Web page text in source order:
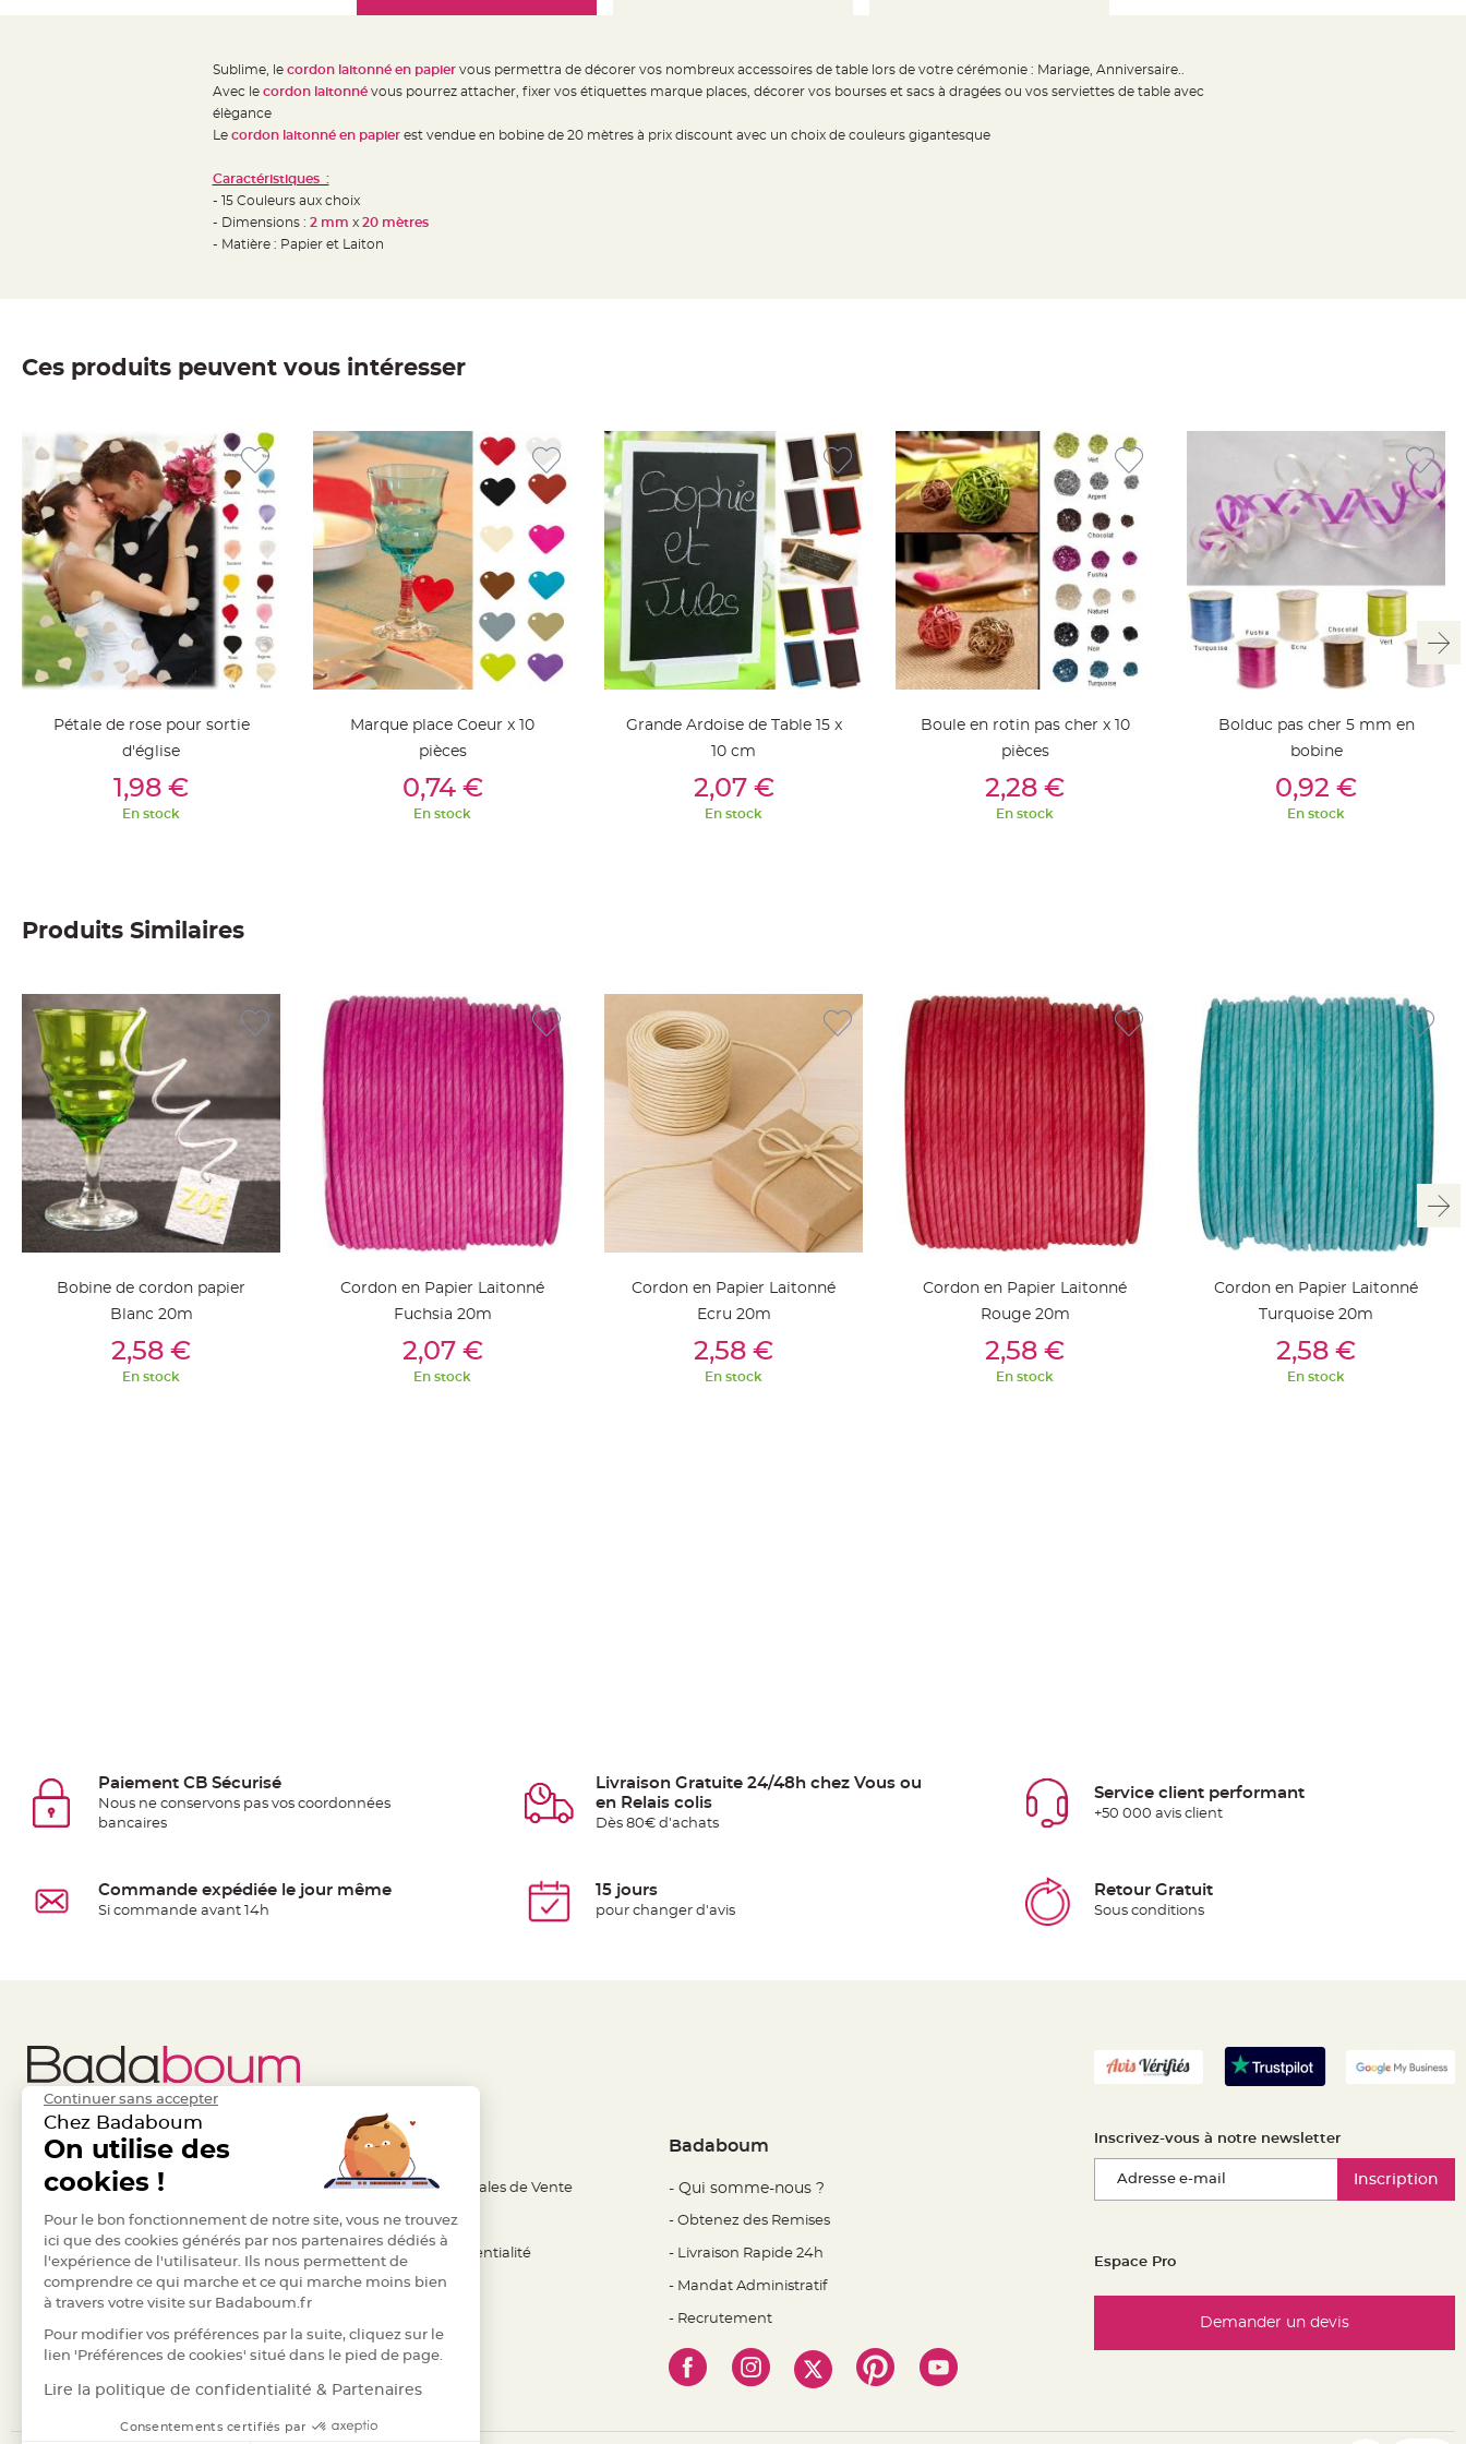
Mariage
table
Mariage
jetable
Chevalet
de
table
Mariage
Colombe,
Papillon,
Cage
Déco
Deco
Paillette
Strass
Déco
Plume
Mariage
Fleurs
décoratives
Mariage
place
Mariage
Boite
Bourse
et
Dragées
Plastique
Transparent
Contenant
dragées
tulle
Contenant
dragées
en
verre
Contenant
Sublime, le cordon laitonné en papiervous permettra de décorer vos nombreux accessoires de table lors de votre cérémonie : Mariage, Anniversaire..
Avec le cordon laitonnévous pourrez attacher, fixer vos étiquettes marque places, décorer vos bourses et sacs à dragées ou vos serviettes de table avec
élègance
Lecordon laitonné en papierest vendue en bobine de 20 mètres à prix discount avec un choix de couleurs gigantesque
Caractéristiques :
- 15 Couleurs aux choix
- Dimensions : 2 mm x 20 mètres
- Matière : Papier et Laiton
Ces produits peuvent vous intéresser
Ajouter Au Panier
Pétale de rose pour sortie
d'église
1,98 €
En stock
Ajouter Au Panier
Marque place Coeur x 10
pièces
0,74 €
En stock
Ajouter Au Panier
Grande Ardoise de Table 15 x
10 cm
2,07 €
En stock
Ajouter Au Panier
Boule en rotin pas cher x 10
pièces
2,28 €
En stock
Ajouter Au Panier
Bolduc pas cher 5 mm en
bobine
0,92 €
En stock
Produits Similaires
Ajouter Au Panier
Bobine de cordon papier
Blanc 20m
2,58 €
En stock
Ajouter Au Panier
Cordon en Papier Laitonné
Fuchsia 20m
2,07 €
En stock
Ajouter Au Panier
Cordon en Papier Laitonné
Ecru 20m
2,58 €
En stock
Ajouter Au Panier
Cordon en Papier Laitonné
Rouge 20m
2,58 €
En stock
Ajouter Au Panier
Cordon en Papier Laitonné
Turquoise 20m
2,58 €
En stock
Paiement CB Sécurisé
Nous ne conservons pas vos coordonnées
bancaires
Livraison Gratuite 24/48h chez Vous ou
en Relais colis
Dès 80€ d'achats
Service client performant
+50 000 avis client
Commande expédiée le jour même
Si commande avant 14h
15 jours
pour changer d'avis
Retour Gratuit
Sous conditions
Liens Utiles
- Questions / Réponses
- Nous contacter
- Suivre une commande
- Retourner un article
- Paiement en Plusieurs fois
- Marques
Legal
- Conditions Générales de Vente
- RGPD
- Règles de confidentialité
- Cookies
Badaboum
- Qui somme-nous ?
- Obtenez des Remises
- Livraison Rapide 24h
- Mandat Administratif
- Recrutement
Inscrivez-vous à notre newsletter
Inscription
Espace Pro
Demander un devis
Continuer sans accepter
Chez Badaboum
On utilise des
cookies !
Pour le bon fonctionnement de notre site, vous ne trouvez
ici que des cookies générés par nos partenaires dédiés à
l'expérience de l'utilisateur. Ils nous permettent de
comprendre ce qui marche et ce qui marche moins bien
à travers votre visite sur Badaboum.fr
Pour modifier vos préférences par la suite, cliquez sur le
lien 'Préférences de cookies' situé dans le pied de page.
Lire la politique de confidentialité & Partenaires
Consentements certifiés par